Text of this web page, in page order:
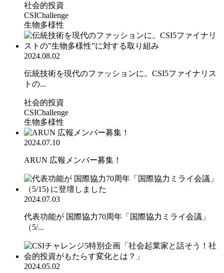
社会的投資
CSIChallenge
生物多様性
2024.08.02
伝統技術を現代のファッションに。CSI5ファイナリス
トの...
社会的投資
CSIChallenge
生物多様性
2024.07.10
ARUN 広報メンバー募集！
2024.07.03
代表功能が 国際協力70周年「国際協力ミライ会議」
（5/...
2024.05.02